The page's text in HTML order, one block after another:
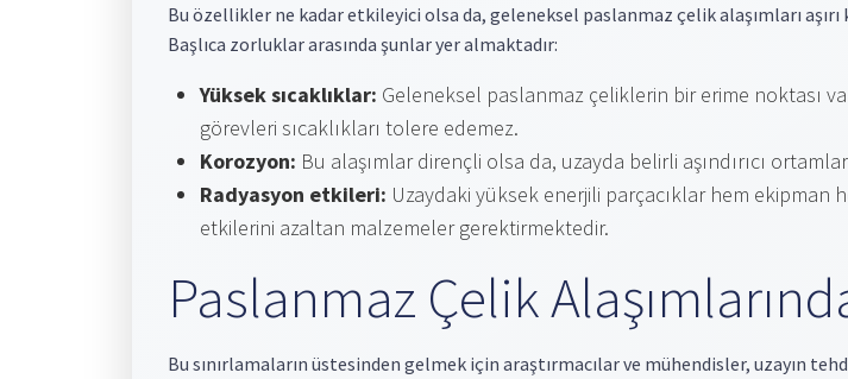
Bu özellikler ne kadar etkileyici olsa da, geleneksel paslanmaz çelik alaşımları
Başlıca zorluklar arasında şunlar yer almaktadır:
Yüksek sıcaklıklar: Geleneksel paslanmaz çeliklerin bir erime noktası
görevleri sıcaklıkları tolere edemez.
Korozyon: Bu alaşımlar dirençli olsa da, uzayda belirli aşındırıcı
Radyasyon etkileri: Uzaydaki yüksek enerjili parçacıklar hem
etkilerini azaltan malzemeler gerektirmektedir.
Paslanmaz Çelik
Bu sınırlamaların üstesinden gelmek için araştırmacılar ve mühendisler, uzayın